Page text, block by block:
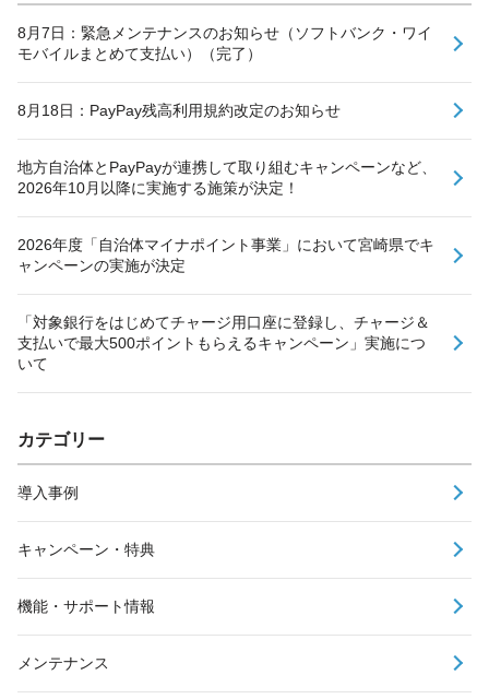
8月7日：緊急メンテナンスのお知らせ（ソフトバンク・ワイ
モバイルまとめて支払い）（完了）
8月18日：PayPay残高利用規約改定のお知らせ
地方自治体とPayPayが連携して取り組むキャンペーンなど、
2026年10月以降に実施する施策が決定！
2026年度「自治体マイナポイント事業」において宮崎県でキ
ャンペーンの実施が決定
「対象銀行をはじめてチャージ用口座に登録し、チャージ＆
支払いで最大500ポイントもらえるキャンペーン」実施につ
いて
カテゴリー
導入事例
キャンペーン・特典
機能・サポート情報
メンテナンス